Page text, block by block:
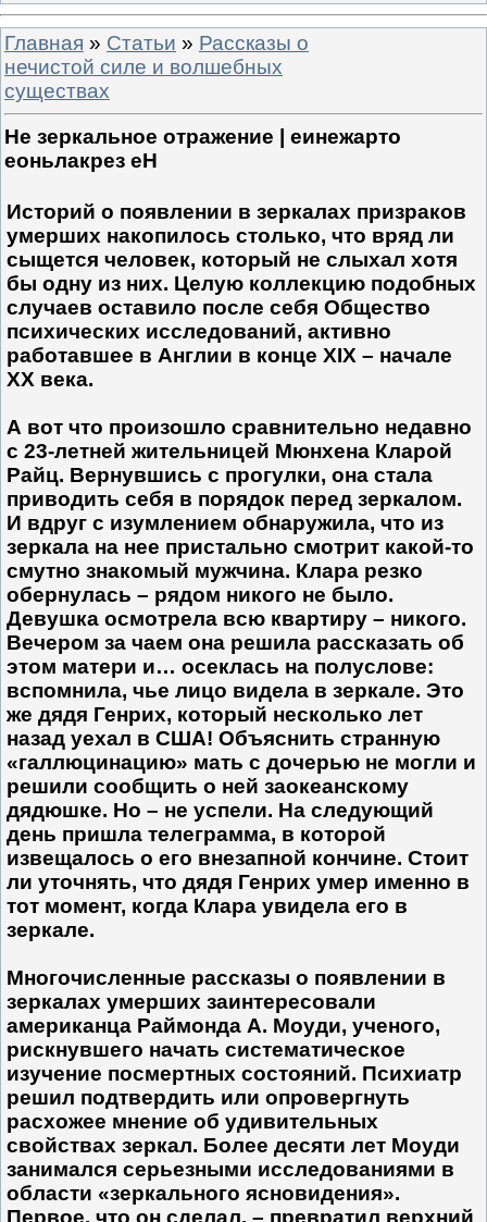
Главная » Статьи » Рассказы о
нечистой силе и волшебных
существах
Не зеркальное отражение | еинежарто
еоньлакрез еН
Историй о появлении в зеркалах призраков
умерших накопилось столько, что вряд ли
сыщется человек, который не слыхал хотя
бы одну из них. Целую коллекцию подобных
случаев оставило после себя Общество
психических исследований, активно
работавшее в Англии в конце XIX – начале
XX века.
А вот что произошло сравнительно недавно
с 23-летней жительни­цей Мюнхена Кларой
Райц. Вернувшись с прогулки, она стала
приводить себя в порядок перед зеркалом.
И вдруг с изумлением обнаружила, что из
зеркала на нее пристально смотрит какой-то
смутно знакомый мужчина. Клара резко
обернулась – рядом никого не было.
Девушка осмотрела всю квартиру – никого.
Вечером за чаем она решила рассказать об
этом матери и… осеклась на полуслове:
вспомнила, чье лицо видела в зеркале. Это
же дядя Генрих, который несколько лет
назад уехал в США! Объяснить странную
«галлюцинацию» мать с дочерью не могли и
решили сообщить о ней заокеанскому
дядюшке. Но – не успели. На следующий
день пришла телеграмма, в которой
извещалось о его внезапной кончине. Стоит
ли уточнять, что дядя Генрих умер именно в
тот момент, когда Клара увидела его в
зеркале.
Многочисленные рассказы о появлении в
зеркалах умерших заинтересовали
американца Раймонда А. Моуди, ученого,
рискнув­шего начать систематическое
изучение посмертных состояний. Психиатр
решил подтвердить или опровергнуть
расхожее мнение об удивительных
свойствах зеркал. Более десяти лет Моуди
занимался серьезными исследованиями в
области «зеркального ясновидения».
Первое, что он сделал, – превратил верхний